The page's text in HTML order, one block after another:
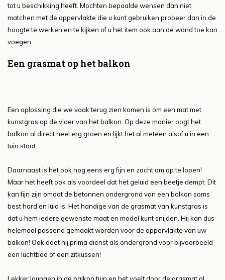
tot u beschikking heeft. Mochten bepaalde wensen dan niet
matchen met de oppervlakte die u kunt gebruiken probeer dan in de
hoogte te werken en te kijken of u het item ook aan de wand toe kan
voegen.
Een grasmat op het balkon
Een oplossing die we vaak terug zien komen is om een mat met
kunstgras op de vloer van het balkon. Op deze manier oogt het
balkon al direct heel erg groen en lijkt het al meteen alsof u in een
tuin staat.
Daarnaast is het ook nog eens erg fijn en zacht om op te lopen!
Maar het heeft ook als voordeel dat het geluid een beetje dempt. Dit
kan fijn zijn omdat de betonnen ondergrond van een balkon soms
best hard en luid is. Het handige van de grasmat van kunstgras is
dat u hem iedere gewenste maat en model kunt snijden. Hij kan dus
helemaal passend gemaakt worden voor de oppervlakte van uw
balkon! Ook doet hij prima dienst als ondergrond voor bijvoorbeeld
een luchtbed of een zitkussen!